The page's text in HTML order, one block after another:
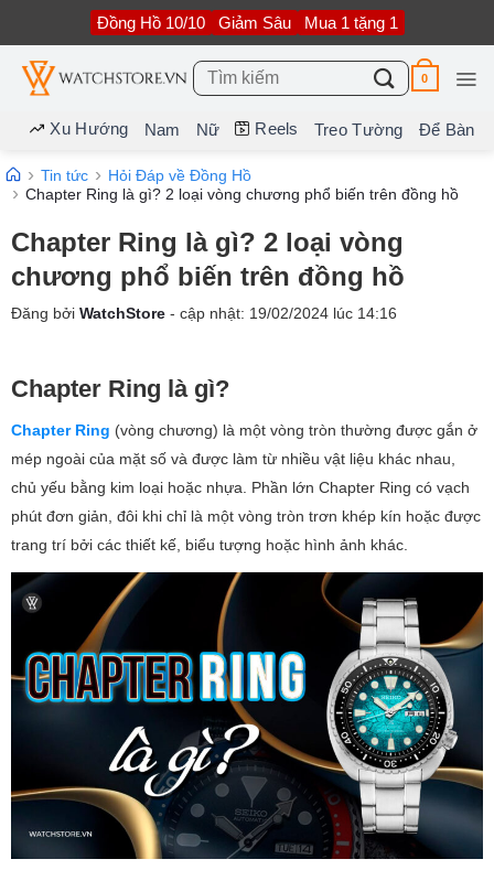
nội
dung
Đồng Hồ 10/10 Giảm Sâu Mua 1 tặng 1
Tìm
kiếm:
0
Xu Hướng Nam Nữ Reels Treo Tường Để Bàn
Tin tức
Hỏi Đáp về Đồng Hồ
Chapter Ring là gì? 2 loại vòng chương phổ biến trên đồng hồ
Chapter Ring là gì? 2 loại vòng
chương phổ biến trên đồng hồ
Đăng bởi WatchStore - cập nhật: 19/02/2024 lúc 14:16
Chapter Ring là gì?
Chapter Ring (vòng chương) là một vòng tròn thường được gắn ở
mép ngoài của mặt số và được làm từ nhiều vật liệu khác nhau,
chủ yếu bằng kim loại hoặc nhựa. Phần lớn Chapter Ring có vạch
phút đơn giản, đôi khi chỉ là một vòng tròn trơn khép kín hoặc được
trang trí bởi các thiết kế, biểu tượng hoặc hình ảnh khác.